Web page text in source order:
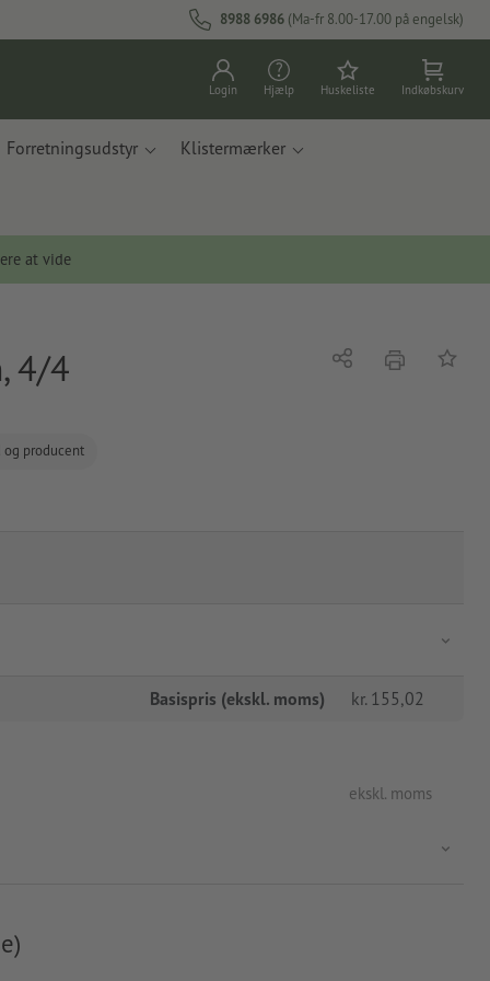
8988 6986 (Ma-fr 8.00-17.00 på engelsk)
Login Hjælp Huskeliste Indkøbskurv
Forretningsudstyr Klistermærker
at vide
4/4
og producent
Del tryk Tilføj
Basispris (ekskl. moms) kr. 155,02
ekskl. moms